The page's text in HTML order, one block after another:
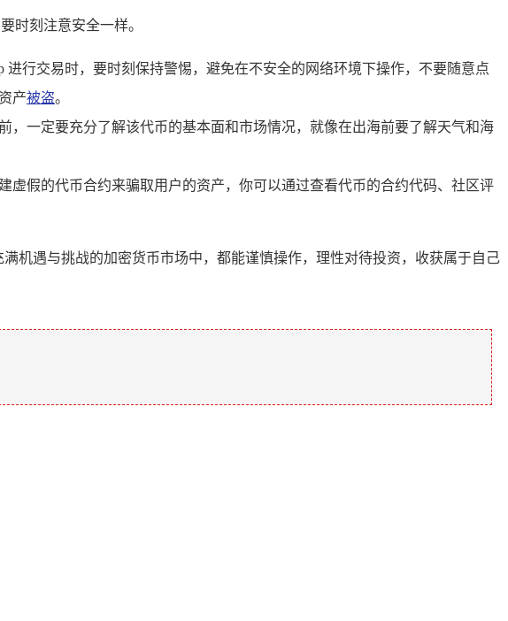
时刻注意安全一样。
行交易时，要时刻保持警惕，避免在不安全的网络环境下操作，不要随意点
产被盗。
一定要充分了解该代币的基本面和市场情况，就像在出海前要了解天气和海
假的代币合约来骗取用户的资产，你可以通过查看代币的合约代码、社区评
机遇与挑战的加密货币市场中，都能谨慎操作，理性对待投资，收获属于自己